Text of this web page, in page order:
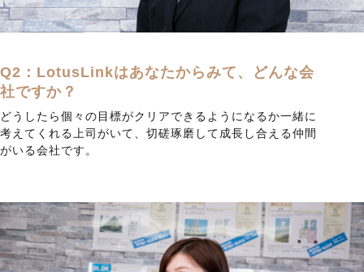
Q2：LotusLinkはあなたからみて、どんな会
社ですか？
どうしたら個々の目標がクリアできるようになるか一緒に
考えてくれる上司がいて、切磋琢磨して成長し合える仲間
がいる会社です。